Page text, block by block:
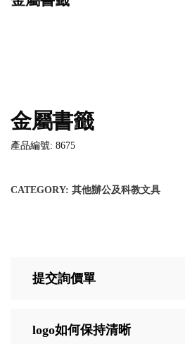
金屬書籤
產品編號: 8675
CATEGORY: 其他辦公及科教文具
提交詢價單
logo如何保持清晰